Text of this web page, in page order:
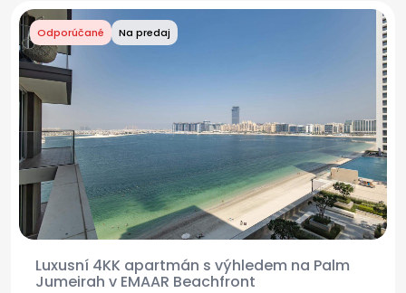
Odporúčané Na predaj
Luxusní 4KK apartmán s výhledem na Palm
Jumeirah v EMAAR Beachfront